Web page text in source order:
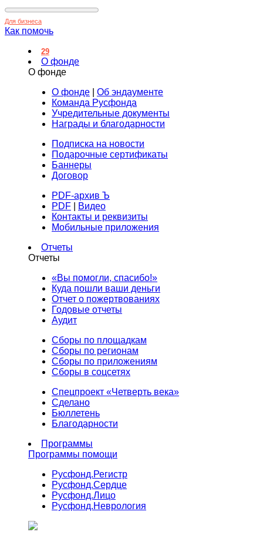
Для бизнеса
Как помочь
29
О фонде
О фонде
О фонде
Об эндаументе
Команда Русфонда
Учредительные документы
Награды и благодарности
Подписка на новости
Подарочные сертификаты
Баннеры
Договор
PDF-архив Ъ
PDF
Видео
Контакты и реквизиты
Мобильные приложения
Отчеты
Отчеты
«Вы помогли, спасибо!»
Куда пошли ваши деньги
Отчет о пожертвованиях
Годовые отчеты
Аудит
Сборы по площадкам
Сборы по регионам
Сборы по приложениям
Сборы в соцсетях
Спецпроект «Четверть века»
Сделано
Бюллетень
Благодарности
Программы
Программы помощи
Русфонд.Регистр
Русфонд.Сердце
Русфонд.Лицо
Русфонд.Неврология